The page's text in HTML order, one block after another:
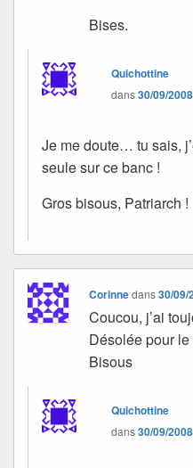
Bises.
Quichottine
dans30/09/
Je me doute… tu sais,
seule sur ce banc !
Gros bisous, Patriarch !
Corinnedans30/09/
Coucou, j’ai
Désolée pour le
Bisous
Quichottine
dans30/09/